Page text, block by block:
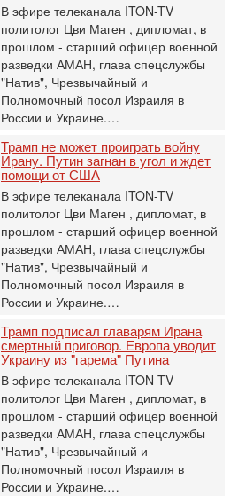
В эфире телеканала ITON-TV
политолог Цви Маген , дипломат, в
прошлом - старший офицер военной
разведки АМАН, глава спецслужбы
"Натив", ‎Чрезвычайный и
Полномочный посол Израиля в
России и Украине.…
Трамп не может проиграть войну
Ирану. Путин загнан в угол и ждет
помощи от США
В эфире телеканала ITON-TV
политолог Цви Маген , дипломат, в
прошлом - старший офицер военной
разведки АМАН, глава спецслужбы
"Натив", ‎Чрезвычайный и
Полномочный посол Израиля в
России и Украине.…
Трамп подписал главарям Ирана
смертный приговор. Европа уводит
Украину из "гарема" Путина
В эфире телеканала ITON-TV
политолог Цви Маген , дипломат, в
прошлом - старший офицер военной
разведки АМАН, глава спецслужбы
"Натив", ‎Чрезвычайный и
Полномочный посол Израиля в
России и Украине.…